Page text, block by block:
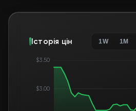
Історія цін 1W 1M
$3.00
$3.50